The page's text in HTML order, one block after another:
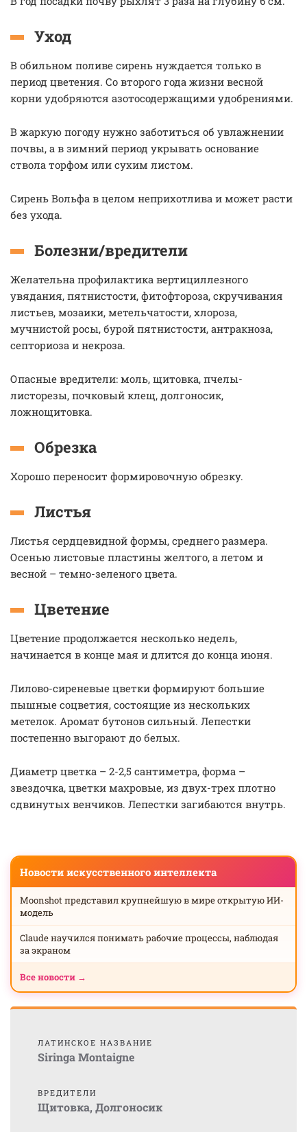
Уход
В обильном поливе сирень нуждается только в
период цветения. Со второго года жизни весной
корни удобряются азотосодержащими удобрениями.
В жаркую погоду нужно заботиться об увлажнении
почвы, а в зимний период укрывать основание
ствола торфом или сухим листом.
Сирень Вольфа в целом неприхотлива и может расти
без ухода.
Болезни/вредители
Желательна профилактика вертициллезного
увядания, пятнистости, фитофтороза, скручивания
листьев, мозаики, метельчатости, хлороза,
мучнистой росы, бурой пятнистости, антракноза,
септориоза и некроза.
Опасные вредители: моль, щитовка, пчелы-
листорезы, почковый клещ, долгоносик,
ложнощитовка.
Обрезка
Хорошо переносит формировочную обрезку.
Листья
Листья сердцевидной формы, среднего размера.
Осенью листовые пластины желтого, а летом и
весной – темно-зеленого цвета.
Цветение
Цветение продолжается несколько недель,
начинается в конце мая и длится до конца июня.
Лилово-сиреневые цветки формируют большие
пышные соцветия, состоящие из нескольких
метелок. Аромат бутонов сильный. Лепестки
постепенно выгорают до белых.
Диаметр цветка – 2-2,5 сантиметра, форма –
звездочка, цветки махровые, из двух-трех плотно
сдвинутых венчиков. Лепестки загибаются внутрь.
Новости искусственного интеллекта
Moonshot представил крупнейшую в мире открытую ИИ-
модель
Claude научился понимать рабочие процессы, наблюдая
за экраном
Все новости →
ЛАТИНСКОЕ НАЗВАНИЕ
Siringa Montaigne
ВРЕДИТЕЛИ
Щитовка, Долгоносик